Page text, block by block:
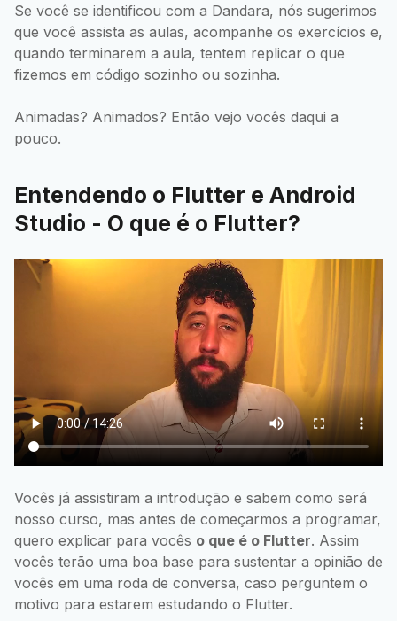
Se você se identificou com a Dandara, nós sugerimos
que você assista as aulas, acompanhe os exercícios e,
quando terminarem a aula, tentem replicar o que
fizemos em código sozinho ou sozinha.
Animadas? Animados? Então vejo vocês daqui a
pouco.
Entendendo o Flutter e Android
Studio - O que é o Flutter?
Vocês já assistiram a introdução e sabem como será
nosso curso, mas antes de começarmos a programar,
quero explicar para vocês o que é o Flutter. Assim
vocês terão uma boa base para sustentar a opinião de
vocês em uma roda de conversa, caso perguntem o
motivo para estarem estudando o Flutter.